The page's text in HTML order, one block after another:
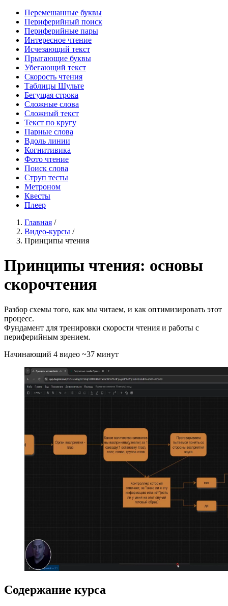
Перемешанные буквы
Периферийный поиск
Периферийные пары
Интересное чтение
Исчезающий текст
Прыгающие буквы
Убегающий текст
Скорость чтения
Таблицы Шульте
Бегущая строка
Сложные слова
Сложный текст
Текст по кругу
Парные слова
Вдоль линии
Когнитивика
Фото чтение
Поиск слова
Струп тесты
Метроном
Квесты
Плеер
Главная /
Видео-курсы /
Принципы чтения
Принципы чтения: основы
скорочтения
Разбор схемы того, как мы читаем, и как оптимизировать этот
процесс.
Фундамент для тренировки скорости чтения и работы с
периферийным зрением.
Начинающий 4 видео ~37 минут
Содержание курса